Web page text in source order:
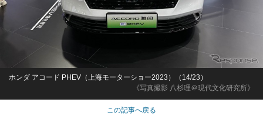
《写真撮影 八杉理＠現代文化研究所》
ホンダ アコード PHEV（上海モーターショー2023）（14/23）
この記事へ戻る